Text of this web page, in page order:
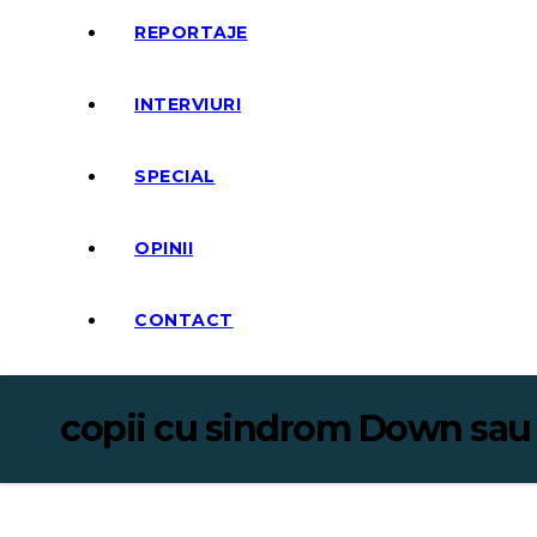
REPORTAJE
INTERVIURI
SPECIAL
OPINII
CONTACT
copii cu sindrom Down